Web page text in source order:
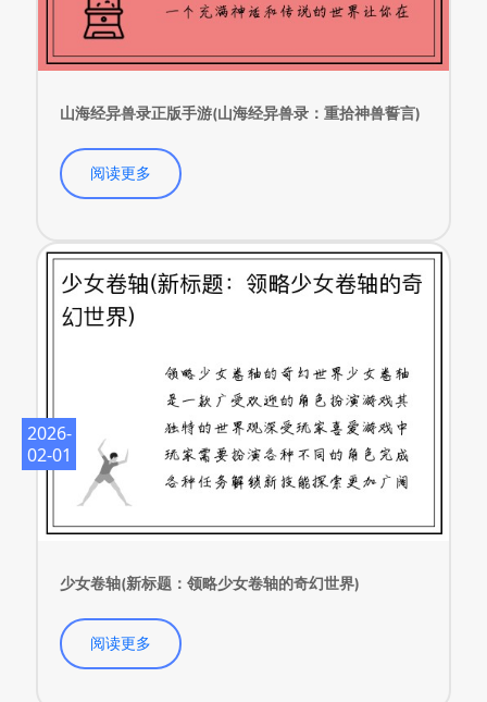
山海经异兽录正版手游(山海经异兽录：重拾神兽誓言)
阅读更多
2026-
02-01
少女卷轴(新标题：领略少女卷轴的奇幻世界)
阅读更多